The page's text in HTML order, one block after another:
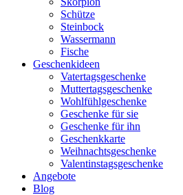
Schütze
Steinbock
Wassermann
Fische
Geschenkideen
Vatertagsgeschenke
Muttertagsgeschenke
Wohlfühlgeschenke
Geschenke für sie
Geschenke für ihn
Geschenkkarte
Weihnachtsgeschenke
Valentinstagsgeschenke
Angebote
Blog